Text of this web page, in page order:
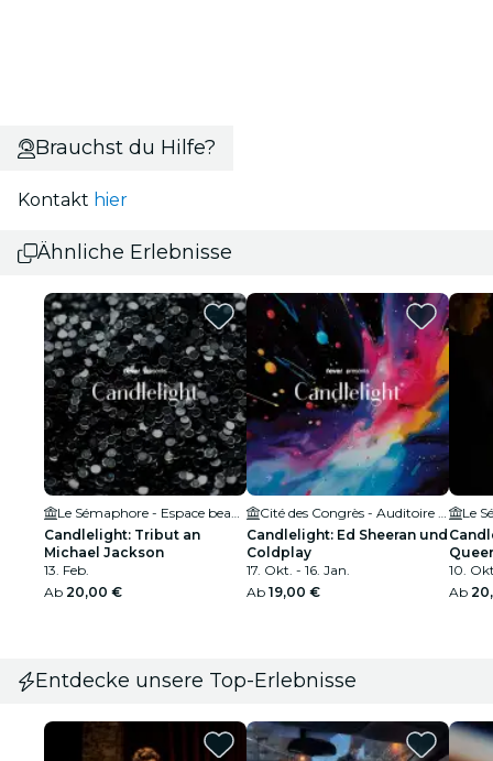
Brauchst du Hilfe?
Kontakt hier
Ähnliche Erlebnisse
Le Sémaphore - Espace beaulieu
Candlelight: Tribut an
Michael Jackson
13. Feb.
Ab 20,00 €
Cité des Congrès - Auditoire 450
Candlelight: Ed Sheeran und
Coldplay
17. Okt. - 16. Jan.
Ab 19,00 €
10.
Ab
Entdecke unsere Top-Erlebnisse